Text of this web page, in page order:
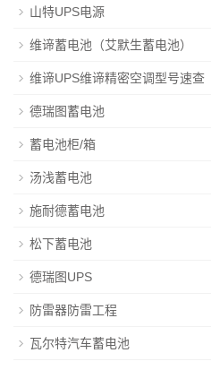
山特UPS电源
维谛蓄电池（艾默生蓄电池）
维谛UPS维谛精密空调型号速查
德瑞图蓄电池
蓄电池柜/箱
汤浅蓄电池
施耐德蓄电池
松下蓄电池
德瑞图UPS
防雷器防雷工程
瓦尔特汽车蓄电池